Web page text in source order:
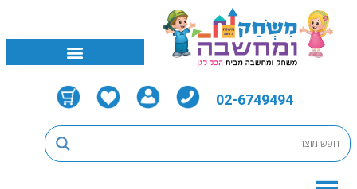
02-6749494